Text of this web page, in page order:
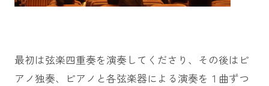
最初は弦楽四重奏を演奏してくださり、その後はピ
アノ独奏、ピアノと各弦楽器による演奏を１曲ずつ